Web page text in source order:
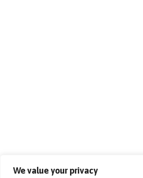
We value your privacy